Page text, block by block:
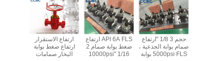
ارتفاع الاستقرار
ارتفاع ضغط بوابة
البخار صمامات
API 6A FLS ارتفاع
ضغط بوابة صمام 2
1/16 "10000psi
حجم 3 1/8 "ارتفاع
صمام بوابة الجذعية ،
5000psi FLS بوابة